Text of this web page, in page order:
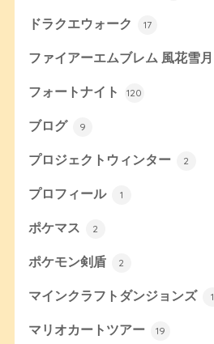
ドラクエウォーク 17
ファイアーエムブレム 風花雪月
フォートナイト 120
ブログ 9
プロジェクトウィンター 2
プロフィール 1
ポケマス 2
ポケモン剣盾 2
マインクラフトダンジョンズ 1
マリオカートツアー 19